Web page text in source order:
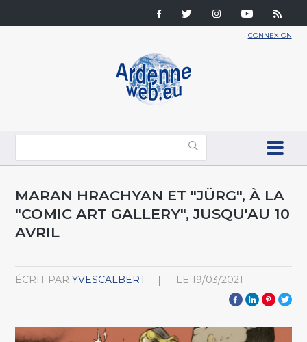
CONNEXION
MARAN HRACHYAN ET "JÜRG", À LA
"COMIC ART GALLERY", JUSQU'AU 10
AVRIL
ÉCRIT PAR YVESCALBERT LE 19/03/2021